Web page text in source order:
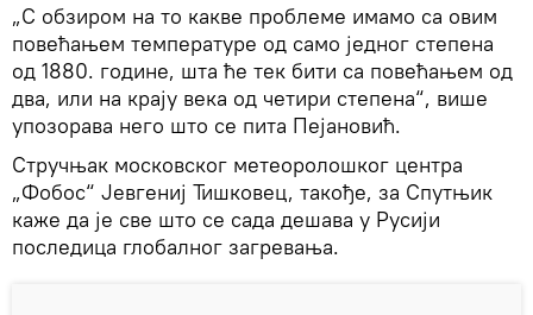
„С обзиром на то какве проблеме имамо са овим
повећањем температуре од само једног степена
од 1880. године, шта ће тек бити са повећањем од
два, или на крају века од четири степена“, више
упозорава него што се пита Пејановић.
Стручњак московског метеоролошког центра
„Фобос“ Јевгениј Тишковец, такође, за Спутњик
каже да је све што се сада дешава у Русији
последица глобалног загревања.